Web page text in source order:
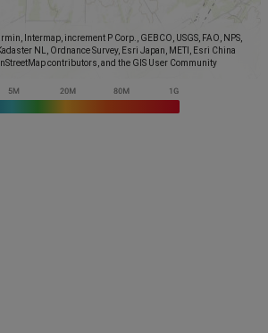
Intermap, increment P Corp., GEBCO, USGS, FAO, NPS,
NL, Ordnance Survey, Esri Japan, METI, Esri China
contributors, and the GIS User Community